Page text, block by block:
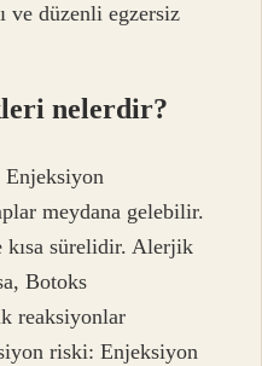
ve düzenli egzersiz
nelerdir?
Enjeksiyon
meydana gelebilir.
sürelidir. Alerjik
Botoks
reaksiyonlar
riski: Enjeksiyon